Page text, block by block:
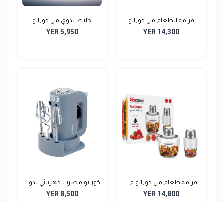
فرامه الطعام من كوزانو
YER 14,300
خلاط يدوي من كوزانو
YER 5,950
فرامة طعام من كوزانو م...
YER 14,800
كوزانو مضرب كهربائي يدو...
YER 8,500